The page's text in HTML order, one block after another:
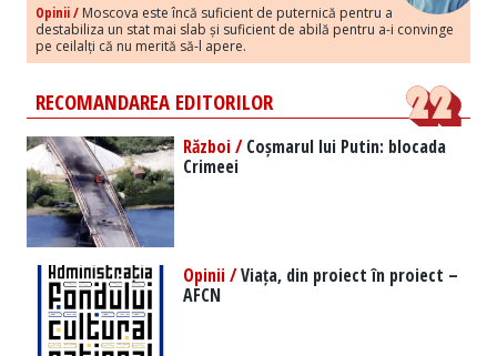
Opinii / Moscova este încă suficient de puternică pentru a
destabiliza un stat mai slab și suficient de abilă pentru a-i convinge
pe ceilalți că nu merită să-l apere.
RECOMANDAREA EDITORILOR
Război /Coșmarul lui Putin: blocada
Crimeei
Opinii /Viața, din proiect în proiect –
AFCN